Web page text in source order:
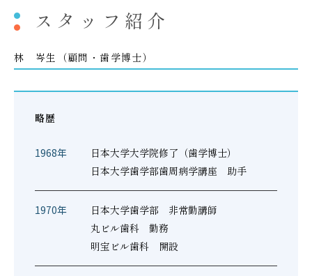
スタッフ紹介
林 岑生（顧問・歯学博士）
略歴
1968年
日本大学大学院修了（歯学博士）
日本大学歯学部歯周病学講座 助手
1970年
日本大学歯学部 非常勤講師
丸ビル歯科 勤務
明宝ビル歯科 開設